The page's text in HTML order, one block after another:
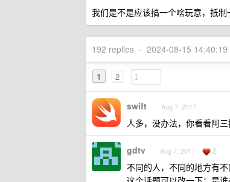
我们是不是应该搞一个啥玩意，抵制
192 replies • 2024-08-15 14:40:19
1 2
swift Aug 7, 2017
人多，没办法，你看看阿
gdtv Aug 7, 2017 2
不同的人，不同的地方有不